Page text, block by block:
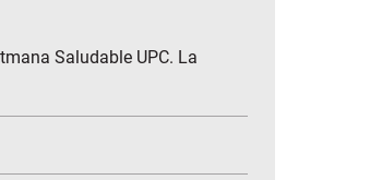
Saludable UPC. La